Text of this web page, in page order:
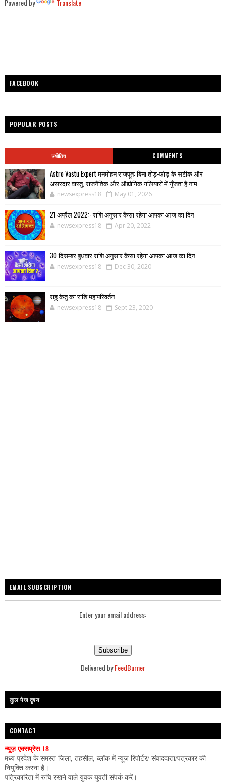
Powered by Translate
FACEBOOK
POPULAR POSTS
ज्योतिष COMMENTS
Astro Vastu Expert मनमोहन राजपूत: बिना तोड़-फोड़ के सटीक और
असरदार वास्तु, राजनैतिक और औद्योगिक गलियारों में गूँजता है नाम
newsexpress18 May 01, 2026
21 अप्रैल 2022:- राशि अनुसार कैसा रहेगा आपका आज का दिन
newsexpress18 Apr 20, 2022
30 दिसम्बर बुधवार राशि अनुसार कैसा रहेगा आपका आज का दिन
newsexpress18 Dec 30, 2020
राहु केतु का राशि महापरिवर्तन
newsexpress18 Sept 23, 2020
EMAIL SUBSCRIPTION
Enter your email address:
Delivered byFeedBurner
कुल पेज दृश्य
CONTACT
न्यूज़ एक्सप्रेस 18
मध्य प्रदेश के समस्त जिला, तहसील, ब्लॉक में न्यूज़ रिपोर्टर/ संवाददाता/पत्रकार की
नियुक्ति करना है।
पत्रिकारिता में रुचि रखने वाले युवक युवती संपर्क करें।